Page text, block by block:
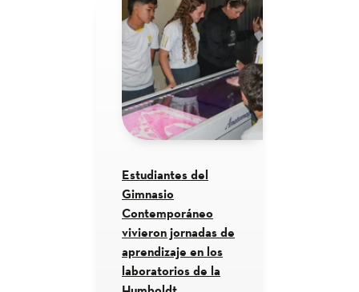
Estudiantes del
Gimnasio
Contemporáneo
vivieron jornadas de
aprendizaje en los
laboratorios de la